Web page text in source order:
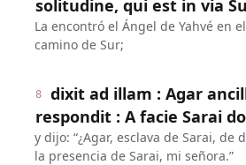
solitudine, qui est in via
La encontró el Ángel de Yahvé en
camino de Sur;
8
dixit ad illam : Agar
respondit : A facie Sarai
y dijo: “¿Agar, esclava de Sarai, de
la presencia de Sarai, mi señora.”